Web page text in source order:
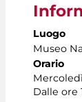
Luogo
Museo
Orario
Dalle ore